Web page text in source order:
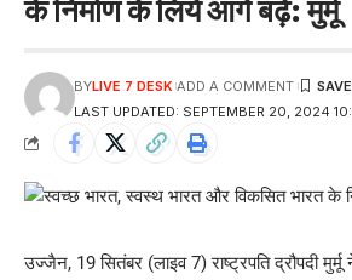
के निर्माण के लिये आगे बढ़ें: मुर्मू
LAST UPDATED: SEPTEMBER 20, 2024
BYLIVE 7 DESK ADD A COMMENT
उज्जैन, 19 सितंबर (लाइव 7) राष्ट्रपति द्रौपदी